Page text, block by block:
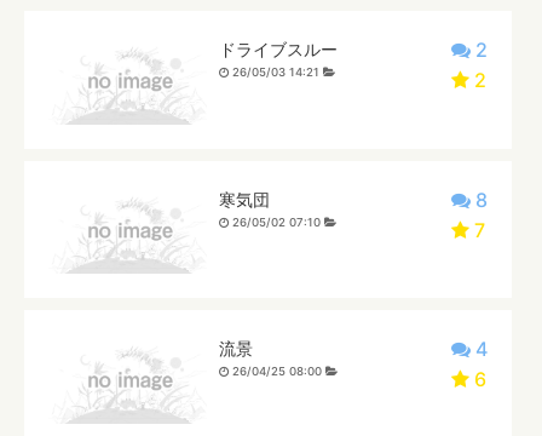
2
2
ドライブスルー
26/05/03 14:21
8
7
寒気団
26/05/02 07:10
4
6
流景
26/04/25 08:00